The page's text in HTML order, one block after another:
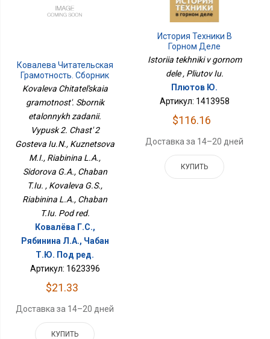
Ковалева Читательская
Грамотность. Сборник
Эталонных Заданий.
Гостева Ю.Н., Кузнецова
М.И., Рябинина Л.А.,
Сидорова Г.А., Чабан
Т.Ю.
Kovaleva Chitatel'skaia
gramotnost'. Sbornik
etalonnykh zadanii.
Vypusk 2. Chast' 2
Gosteva Iu.N., Kuznetsova
M.I., Riabinina L.A.,
Sidorova G.A., Chaban
T.Iu. , Kovaleva G.S.,
Riabinina L.A., Chaban
T.Iu. Pod red.
Ковалёва Г.С.,
Рябинина Л.А., Чабан
Т.Ю. Под ред.
Артикул: 1623396
$21.33
Доставка за 14–20 дней
КУПИТЬ
История Техники В
Горном Деле
Istoriia tekhniki v gornom
dele , Pliutov Iu.
Плютов Ю.
Артикул: 1413958
$116.16
Доставка за 14–20 дней
КУПИТЬ